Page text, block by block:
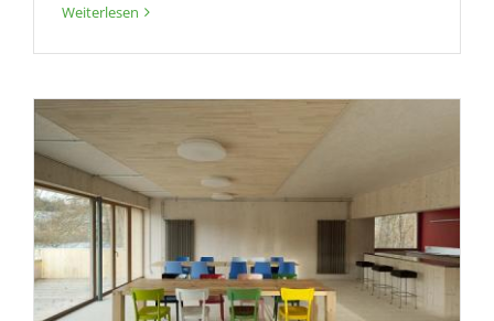
Weiterlesen